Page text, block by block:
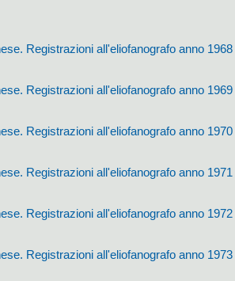
Registrazioni all'eliofanografo anno 1968
Registrazioni all'eliofanografo anno 1969
Registrazioni all'eliofanografo anno 1970
Registrazioni all'eliofanografo anno 1971
Registrazioni all'eliofanografo anno 1972
Registrazioni all'eliofanografo anno 1973